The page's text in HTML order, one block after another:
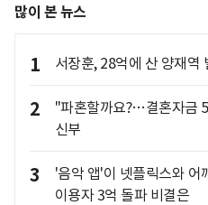
많이 본 뉴스
1 서장훈, 28억에 산 양재역
2
"파혼할까요?…결혼자금
신부
3
'음악 앱'이 넷플릭스와
이용자 3억 돌파 비결은